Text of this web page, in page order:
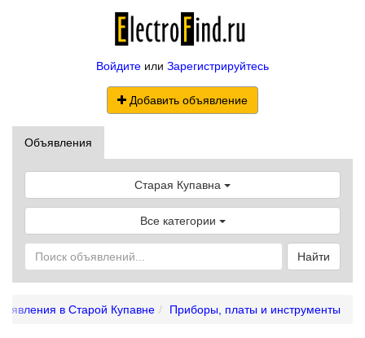
Войдите или Зарегистрируйтесь
Добавить объявление
Объявления
Старая Купавна
Все категории
Найти
в Старой Купавне Приборы, платы и инструменты